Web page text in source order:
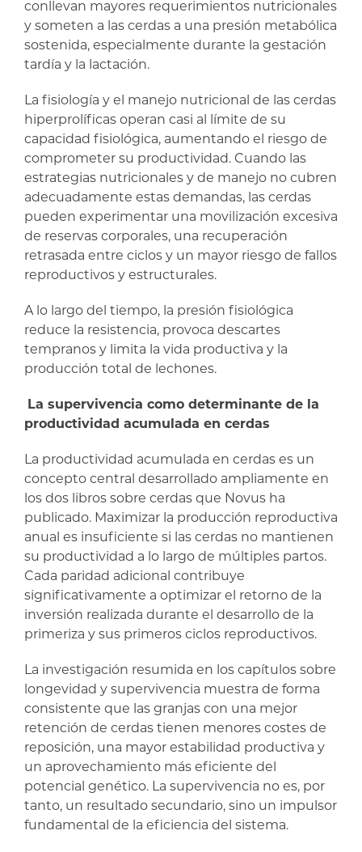
conllevan mayores requerimientos nutricionales
y someten a las cerdas a una presión metabólica
sostenida, especialmente durante la gestación
tardía y la lactación.
La fisiología y el manejo nutricional de las cerdas
hiperprolíficas operan casi al límite de su
capacidad fisiológica, aumentando el riesgo de
comprometer su productividad. Cuando las
estrategias nutricionales y de manejo no cubren
adecuadamente estas demandas, las cerdas
pueden experimentar una movilización excesiva
de reservas corporales, una recuperación
retrasada entre ciclos y un mayor riesgo de fallos
reproductivos y estructurales.
A lo largo del tiempo, la presión fisiológica
reduce la resistencia, provoca descartes
tempranos y limita la vida productiva y la
producción total de lechones.
La supervivencia como determinante de la
productividad acumulada en cerdas
La productividad acumulada en cerdas es un
concepto central desarrollado ampliamente en
los dos libros sobre cerdas que Novus ha
publicado. Maximizar la producción reproductiva
anual es insuficiente si las cerdas no mantienen
su productividad a lo largo de múltiples partos.
Cada paridad adicional contribuye
significativamente a optimizar el retorno de la
inversión realizada durante el desarrollo de la
primeriza y sus primeros ciclos reproductivos.
La investigación resumida en los capítulos sobre
longevidad y supervivencia muestra de forma
consistente que las granjas con una mejor
retención de cerdas tienen menores costes de
reposición, una mayor estabilidad productiva y
un aprovechamiento más eficiente del
potencial genético. La supervivencia no es, por
tanto, un resultado secundario, sino un impulsor
fundamental de la eficiencia del sistema.